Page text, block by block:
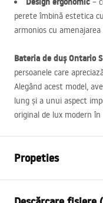
perete îmbină estetica
armonios cu
Bateria de duș Ontario
persoanele care
Alegând acest model,
lung și a unui aspect
original de lux modern
Propeties